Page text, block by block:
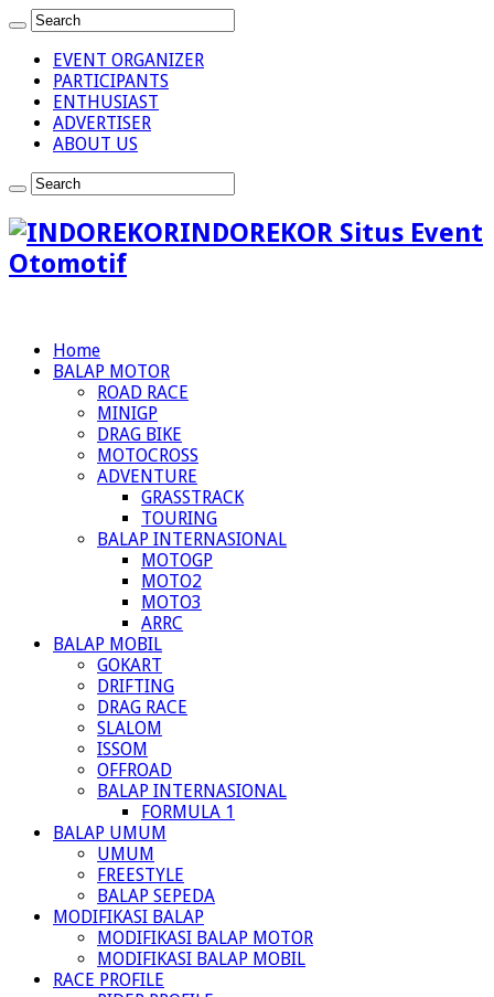
EVENT ORGANIZER
PARTICIPANTS
ENTHUSIAST
ADVERTISER
ABOUT US
INDOREKOR Situs Event
Otomotif
Home
BALAP MOTOR
ROAD RACE
MINIGP
DRAG BIKE
MOTOCROSS
ADVENTURE
GRASSTRACK
TOURING
BALAP INTERNASIONAL
MOTOGP
MOTO2
MOTO3
ARRC
BALAP MOBIL
GOKART
DRIFTING
DRAG RACE
SLALOM
ISSOM
OFFROAD
BALAP INTERNASIONAL
FORMULA 1
BALAP UMUM
UMUM
FREESTYLE
BALAP SEPEDA
MODIFIKASI BALAP
MODIFIKASI BALAP MOTOR
MODIFIKASI BALAP MOBIL
RACE PROFILE